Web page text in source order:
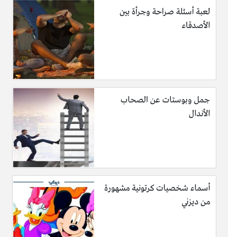
لعبة أسئلة صراحة وجرأة بين
الأصدقاء
جمل وبوستات عن الصحاب
الأندال
أسماء شخصيات كرتونية مشهورة
من ديزني